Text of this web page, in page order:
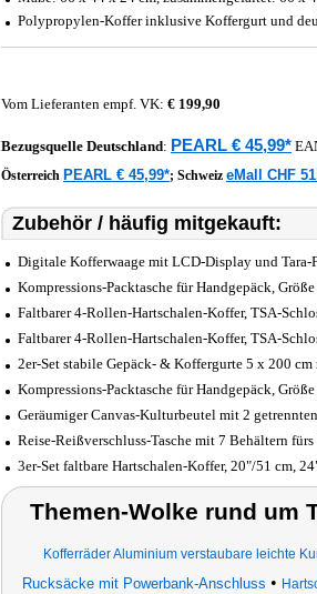
Polypropylen-Koffer inklusive Koffergurt und
Vom Lieferanten empf. VK: € 199,90
Bezugsquelle Deutschland: PEARL € 45,99*
Österreich PEARL € 45,99*; Schweiz eMall CHF
Zubehör / häufig mitgekauft:
Digitale Kofferwaage mit LCD-Display und Tara-
Kompressions-Packtasche für Handgepäck,
Faltbarer 4-Rollen-Hartschalen-Koffer, TSA-
Faltbarer 4-Rollen-Hartschalen-Koffer, TSA-
2er-Set stabile Gepäck- & Koffergurte 5 x 200 cm
Kompressions-Packtasche für Handgepäck,
Geräumiger Canvas-Kulturbeutel mit 2
Reise-Reißverschluss-Tasche mit 7 Behältern
3er-Set faltbare Hartschalen-Koffer, 20"/51 cm,
Themen-Wolke rund um
Kofferräder Aluminium verstaubare leichte
Rucksäcke mit Powerbank-Anschluss •